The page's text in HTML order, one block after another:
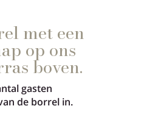
met een
op ons
boven.
gasten
de borrel in.